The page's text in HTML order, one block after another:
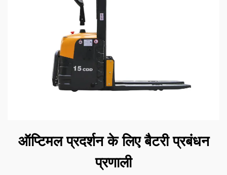
ऑप्टिमल प्रदर्शन के लिए बैटरी प्रबंधन
प्रणाली